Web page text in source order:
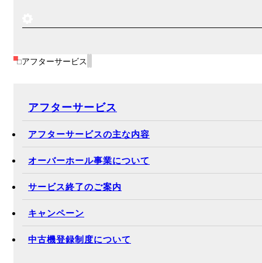
アフターサービス
アフターサービス
アフターサービスの主な内容
オーバーホール事業について
サービス終了のご案内
キャンペーン
中古機登録制度について